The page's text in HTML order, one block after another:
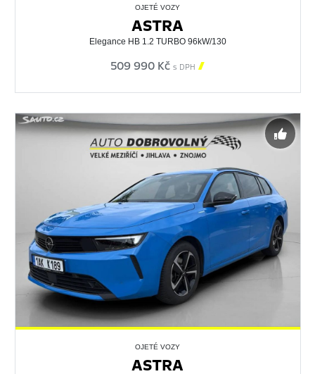
OJETÉ VOZY
ASTRA
Elegance HB 1.2 TURBO 96kW/130
509 990 Kč s DPH 
OJETÉ VOZY
ASTRA